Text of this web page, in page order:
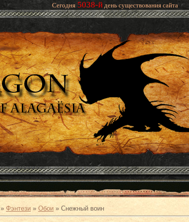
Сегодня 5038-й день существования сайта
» Фэнтези » Обои » Снежный воин